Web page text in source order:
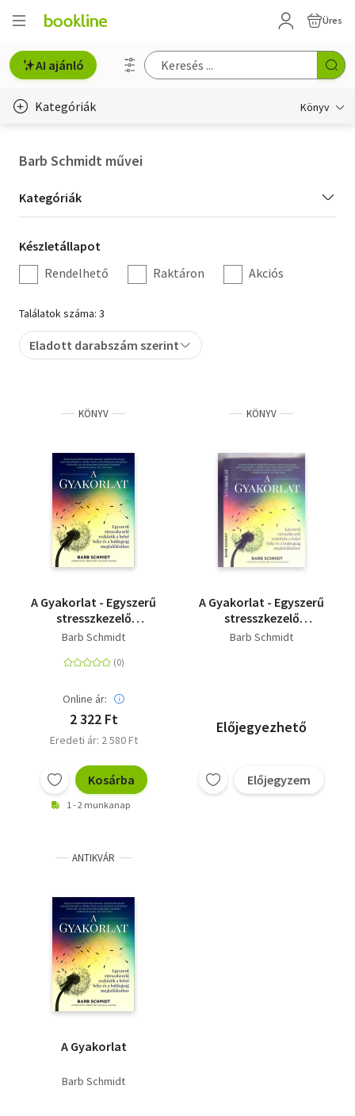
Üres
AI ajánló
Kategóriák Könyv
Hobbi, szabadidő
Irodalom
Művészet
Szakkönyv
Tankönyv, segédkönyv
Társadalomtudomány
Természettudomány
Történelem
Barb Schmidt művei
Kategória
szűrés
Kategóriák
Készletállapot
szűrés
Készletállapot
Rendelhető
Raktáron Akciós
Találatok száma: 3
Eladott darabszám szerint
KÖNYV
A Gyakorlat - Egyszerű
stresszkezelő
eszközök a belső béke
megtalálásához
Barb Schmidt
Online ár:
2 322 Ft
Eredeti ár: 2 580 Ft
Kosárba
1 - 2 munkanap
KÖNYV
A Gyakorlat - Egyszerű
stresszkezelő
eszközök a belső béke
Barb Schmidt
Előjegyezhető
Előjegyzem
ANTIKVÁR
A Gyakorlat
Barb Schmidt